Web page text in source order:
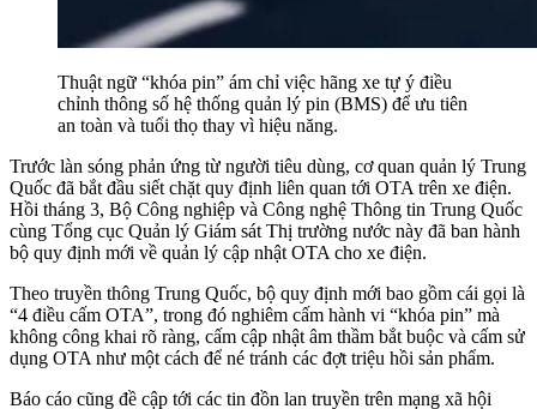
Thuật ngữ “khóa pin” ám chỉ việc hãng xe tự ý điều
chỉnh thông số hệ thống quản lý pin (BMS) để ưu tiên
an toàn và tuổi thọ thay vì hiệu năng.
Trước làn sóng phản ứng từ người tiêu dùng, cơ quan quản lý Trung
Quốc đã bắt đầu siết chặt quy định liên quan tới OTA trên xe điện.
Hồi tháng 3, Bộ Công nghiệp và Công nghệ Thông tin Trung Quốc
cùng Tổng cục Quản lý Giám sát Thị trường nước này đã ban hành
bộ quy định mới về quản lý cập nhật OTA cho xe điện.
Theo truyền thông Trung Quốc, bộ quy định mới bao gồm cái gọi là
“4 điều cấm OTA”, trong đó nghiêm cấm hành vi “khóa pin” mà
không công khai rõ ràng, cấm cập nhật âm thầm bắt buộc và cấm sử
dụng OTA như một cách để né tránh các đợt triệu hồi sản phẩm.
Báo cáo cũng đề cập tới các tin đồn lan truyền trên mạng xã hội